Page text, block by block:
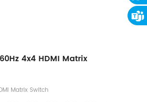
4x4 HDMI Matrix
Matrix Switch